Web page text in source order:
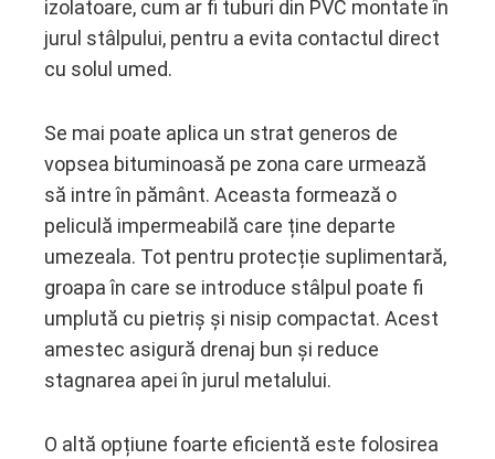
izolatoare, cum ar fi tuburi din PVC montate în
jurul stâlpului, pentru a evita contactul direct
cu solul umed.
Se mai poate aplica un strat generos de
vopsea bituminoasă pe zona care urmează
să intre în pământ. Aceasta formează o
peliculă impermeabilă care ține departe
umezeala. Tot pentru protecție suplimentară,
groapa în care se introduce stâlpul poate fi
umplută cu pietriș și nisip compactat. Acest
amestec asigură drenaj bun și reduce
stagnarea apei în jurul metalului.
O altă opțiune foarte eficientă este folosirea